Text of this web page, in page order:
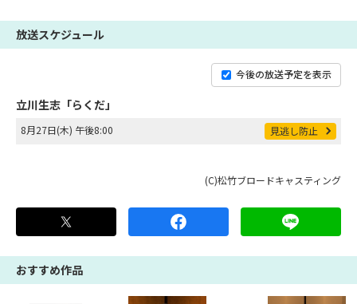
放送スケジュール
今後の放送予定を表示
立川生志「らくだ」
8月27日(木) 午後8:00 見逃し防止
(C)松竹ブロードキャスティング
おすすめ作品